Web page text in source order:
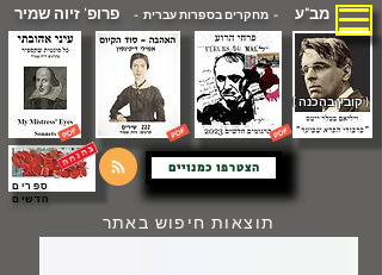
מב"ע - מחקרים בספרות עברית -פרופ' זיוה שמיר
( קובץ בהכנה )
הצטרפו כמנויים
ספרים
חדשים
תוצאות חיפוש באתר